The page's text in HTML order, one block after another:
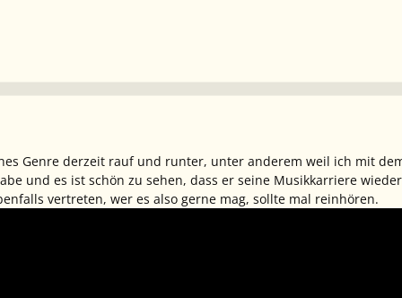
Genre derzeit rauf und runter, unter anderem weil ich mit
und es ist schön zu sehen, dass er seine Musikkarriere
vertreten, wer es also gerne mag, sollte mal reinhören.